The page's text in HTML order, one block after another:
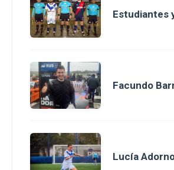
Estudiantes
Facundo
Lucía